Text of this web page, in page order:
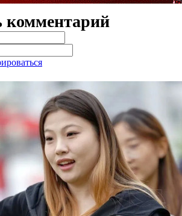
комментарий